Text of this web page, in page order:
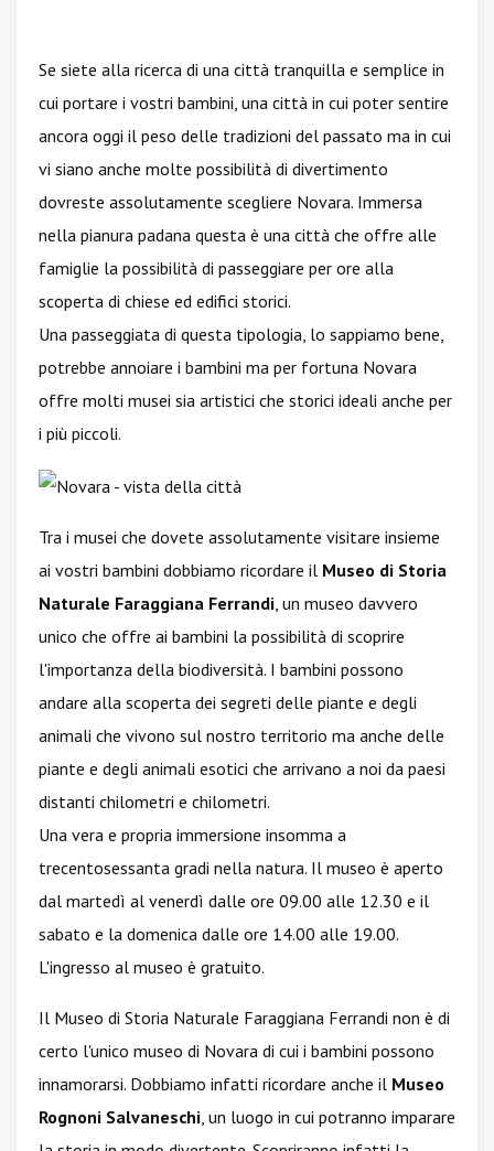
Se siete alla ricerca di una città tranquilla e semplice in
cui portare i vostri bambini, una città in cui poter sentire
ancora oggi il peso delle tradizioni del passato ma in cui
vi siano anche molte possibilità di divertimento
dovreste assolutamente scegliere Novara. Immersa
nella pianura padana questa è una città che offre alle
famiglie la possibilità di passeggiare per ore alla
scoperta di chiese ed edifici storici.
Una passeggiata di questa tipologia, lo sappiamo bene,
potrebbe annoiare i bambini ma per fortuna Novara
offre molti musei sia artistici che storici ideali anche per
i più piccoli.
Tra i musei che dovete assolutamente visitare insieme
ai vostri bambini dobbiamo ricordare il Museo di Storia
Naturale Faraggiana Ferrandi, un museo davvero
unico che offre ai bambini la possibilità di scoprire
l'importanza della biodiversità. I bambini possono
andare alla scoperta dei segreti delle piante e degli
animali che vivono sul nostro territorio ma anche delle
piante e degli animali esotici che arrivano a noi da paesi
distanti chilometri e chilometri.
Una vera e propria immersione insomma a
trecentosessanta gradi nella natura. Il museo è aperto
dal martedì al venerdì dalle ore 09.00 alle 12.30 e il
sabato e la domenica dalle ore 14.00 alle 19.00.
L'ingresso al museo è gratuito.
Il Museo di Storia Naturale Faraggiana Ferrandi non è di
certo l'unico museo di Novara di cui i bambini possono
innamorarsi. Dobbiamo infatti ricordare anche il Museo
Rognoni Salvaneschi, un luogo in cui potranno imparare